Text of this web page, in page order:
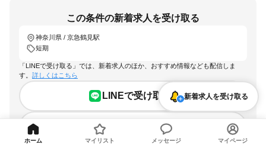
この条件の新着求人を受け取る
神奈川県 / 京急鶴見駅
短期
「LINEで受け取る」では、新着求人のほか、おすすめ情報なども配信しま
す。 詳しくはこちら
LINEで受け取る
メールで受け取る
新着求人を受け取る
ホーム マイリスト メッセージ マイページ